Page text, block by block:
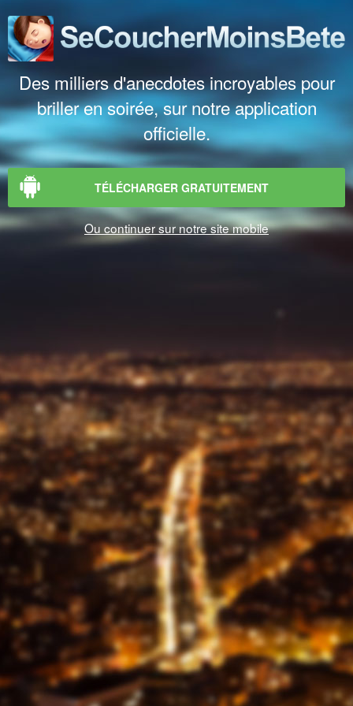
Des milliers d'anecdotes incroyables pour
briller en soirée, sur notre application
officielle.
TÉLÉCHARGER GRATUITEMENT
Ou continuer sur notre site mobile